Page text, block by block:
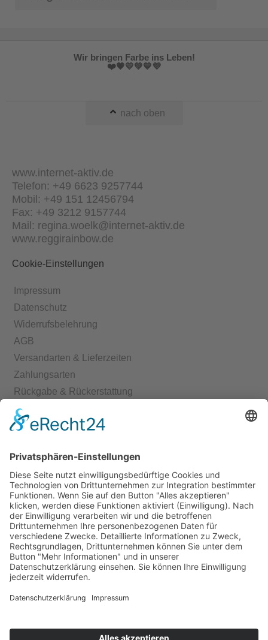
Wir bringen Farbe ins Leben!
❤️🧡💛💚💙💜
nach oben
www.internet-aktiv.de
Telefon: +49 6623 9257744
Mobil: +49 151 12456794
Fax: +49 3212 9157744
Mail: regina.woelk@internet-aktiv.de
www.reggirainbow.de
Cookie-Einstellungen
Impressum
Datenschutz
Widerrufsbelehrung
AGB
Versandarten & Lieferzeiten
Zahlungsarten
Rückgabe & Rückerstattung
Echtheit von Bewertungen
Kontakt
Shop
Mein Konto
Warenkorb
Kasse
Vertrag widerrufen